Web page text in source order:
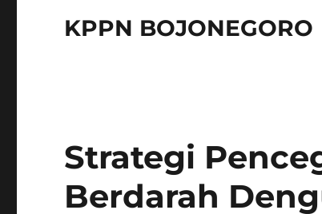
KPPN BOJONEGORO
Strategi
Berdarah